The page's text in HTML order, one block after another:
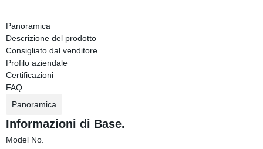
Panoramica
Descrizione del prodotto
Consigliato dal venditore
Profilo aziendale
Certificazioni
FAQ
Panoramica
Informazioni di Base.
Model No.